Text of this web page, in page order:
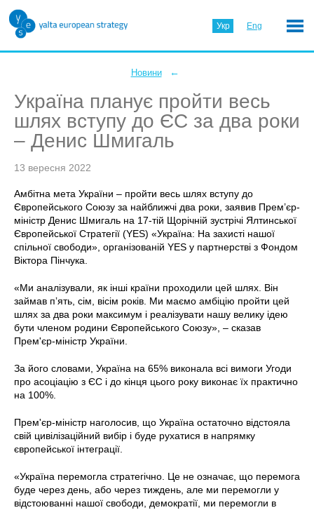
Укр Eng
Новини ←
Україна планує пройти весь
шлях вступу до ЄС за два роки
– Денис Шмигаль
13 вересня 2022
Амбітна мета України – пройти весь шлях вступу до
Європейського Союзу за найближчі два роки, заявив Прем’єр-
міністр Денис Шмигаль на 17-тій Щорічній зустрічі Ялтинської
Європейської Стратегії (YES) «Україна: На захисті нашої
спільної свободи», організованій YES у партнерстві з Фондом
Віктора Пінчука.
«Ми аналізували, як інші країни проходили цей шлях. Він
займав пʼять, сім, вісім років. Ми маємо амбіцію пройти цей
шлях за два роки максимум і реалізувати нашу велику ідею
бути членом родини Європейського Союзу», – сказав
Прем'єр-міністр України.
За його словами, Україна на 65% виконала всі вимоги Угоди
про асоціацію з ЄС і до кінця цього року виконає їх практично
на 100%.
Прем'єр-міністр наголосив, що Україна остаточно відстояла
свій цивілізаційний вибір і буде рухатися в напрямку
європейської інтеграції.
«Україна перемогла стратегічно. Це не означає, що перемога
буде через день, або через тиждень, але ми перемогли у
відстоюванні нашої свободи, демократії, ми перемогли в